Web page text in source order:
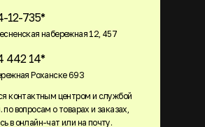
12-735*
набережная 12, 457
442 14*
Роханске 693
контактным центром и службой
вопросам о товарах и заказах,
в онлайн-чат или на почту.